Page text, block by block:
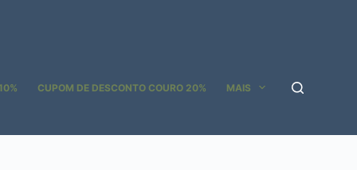
CUPOM DE DESCONTO COURO 20% MAIS